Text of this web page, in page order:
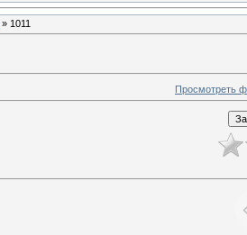
» 1011
Просмотреть